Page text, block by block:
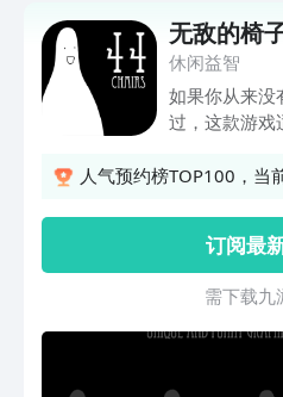
无敌的椅
休闲益智
如果你从来没
过，这款游戏
欢粘着凳子不
时同学再玩
「无敌的椅子
当初的紧张
人气预约榜TOP100，当
订阅最
需 下 载 九